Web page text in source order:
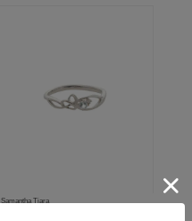
Samantha Tiara